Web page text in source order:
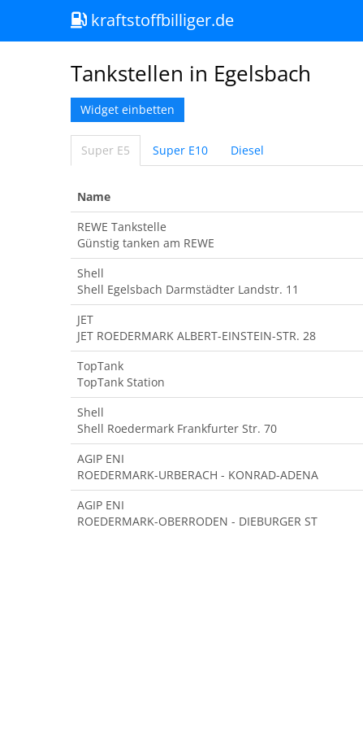
kraftstoffbilliger.de
Tankstellen in Egelsbach
Widget einbetten
Super E5 Super E10 Diesel
Name
REWE Tankstelle
Günstig tanken am REWE
Shell
Shell Egelsbach Darmstädter Landstr. 11
JET
JET ROEDERMARK ALBERT-EINSTEIN-STR. 28
TopTank
TopTank Station
Shell
Shell Roedermark Frankfurter Str. 70
AGIP ENI
ROEDERMARK-URBERACH - KONRAD-ADENA
AGIP ENI
ROEDERMARK-OBERRODEN - DIEBURGER ST